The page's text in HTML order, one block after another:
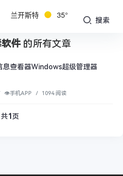
兰开斯特 35°
搜索
件 的所有文章
息查看器Windows超级管理器
👁︎手机APP / 1094 阅读
共1 页